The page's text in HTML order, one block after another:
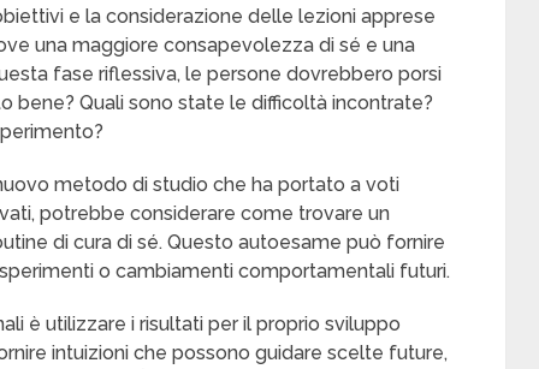
e la considerazione delle lezioni apprese
una maggiore consapevolezza di sé e una
fase riflessiva, le persone dovrebbero porsi
bene? Quali sono state le difficoltà incontrate?
metodo di studio che ha portato a voti
potrebbe considerare come trovare un
di cura di sé. Questo autoesame può fornire
o cambiamenti comportamentali futuri.
è utilizzare i risultati per il proprio sviluppo
intuizioni che possono guidare scelte future,